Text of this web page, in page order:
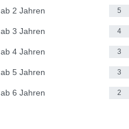
ab 2 Jahren 5
ab 3 Jahren 4
ab 4 Jahren 3
ab 5 Jahren 3
ab 6 Jahren 2